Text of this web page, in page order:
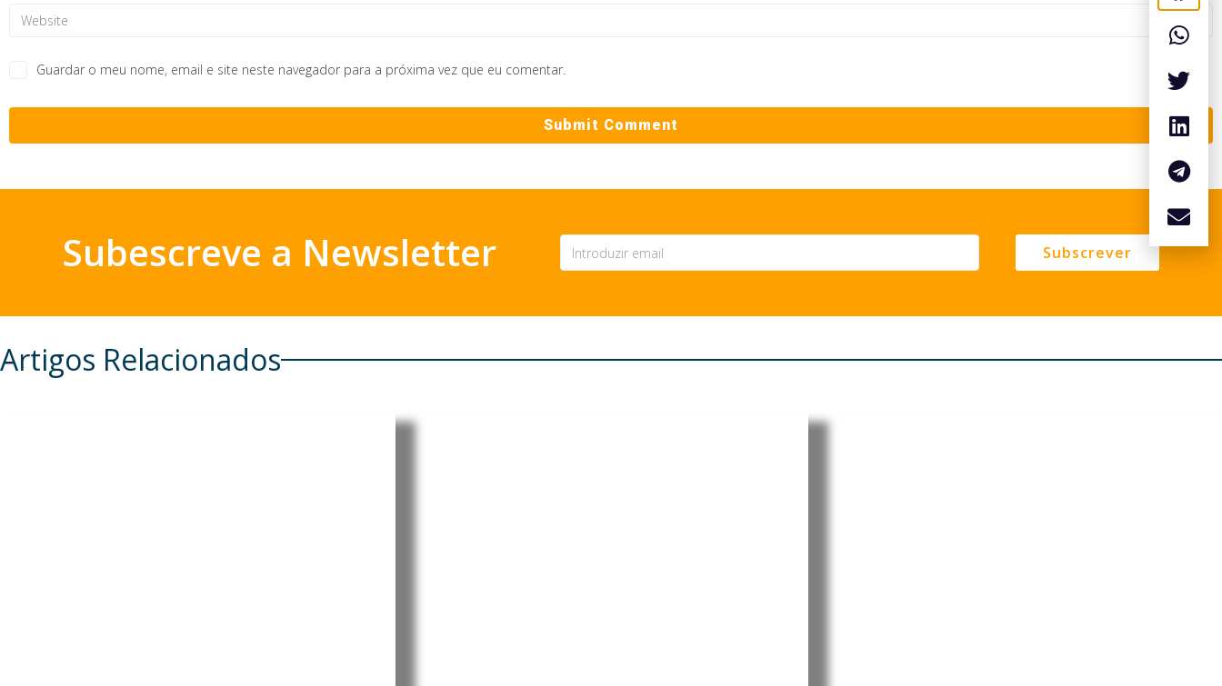
Guardar o meu nome, email e site neste navegador para a próxima vez que eu comentar.
Subescreve a Newsletter Subscrever
Artigos Relacionados